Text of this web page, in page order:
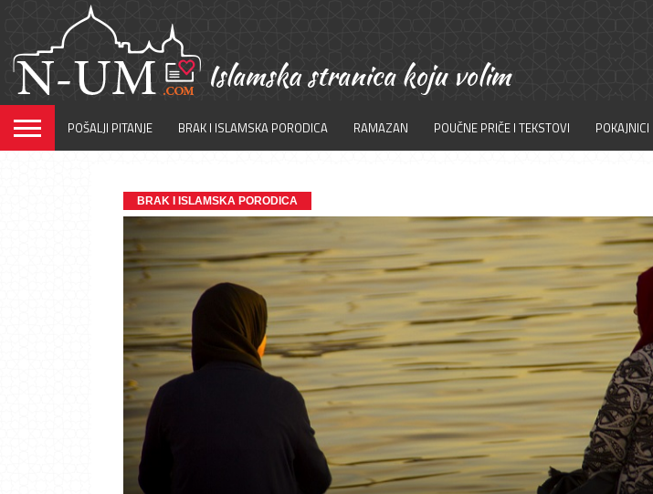
POŠALJI PITANJE BRAK I ISLAMSKA PORODICA RAMAZAN POUČNE PRIČE I TEKSTOVI POKAJNICI
BRAK I ISLAMSKA PORODICA